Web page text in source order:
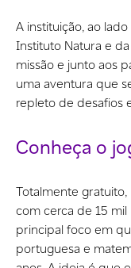
A instituição, ao
Instituto Natura e
missão e junto aos
uma aventura que
repleto de desafios
Conheça o
Totalmente gratuito,
com cerca de 15 mil
principal foco em
portuguesa e